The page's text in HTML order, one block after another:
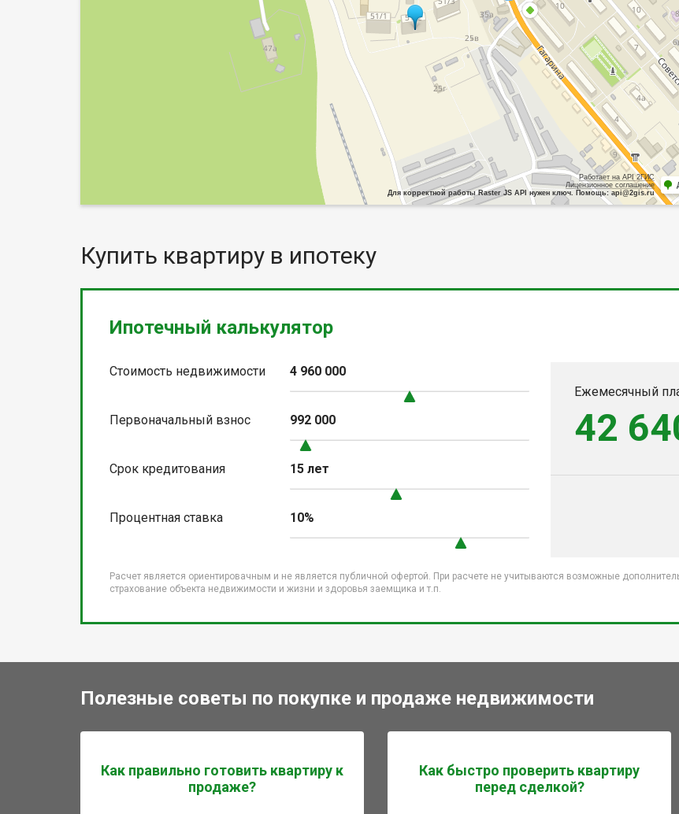
Работает на API 2ГИС
Лицензионное соглашение
Для корректной работы Raster JS API нужен ключ. Помощь: api@2gis.ru
Купить квартиру в ипотеку
Ипотечный калькулятор
Стоимость недвижимости 4 960 000
Первоначальный взнос 992 000
Срок кредитования 15 лет
Процентная ставка 10%
Ежемесячный
42
Расчет является ориентировачным и не является публичной офертой. При расчете не учитываются возможные
страхование объекта недвижимости и жизни и здоровья заемщика и т.п.
Полезные советы по покупке и продаже недвижимости
Как правильно готовить квартиру к
продаже?
Как быстро проверить квартиру
перед сделкой?